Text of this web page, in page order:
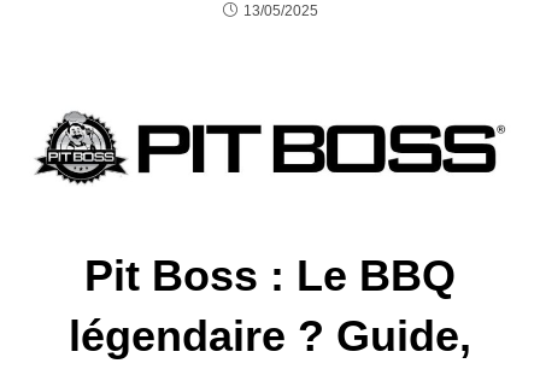
13/05/2025
Pit Boss : Le BBQ
légendaire ? Guide,